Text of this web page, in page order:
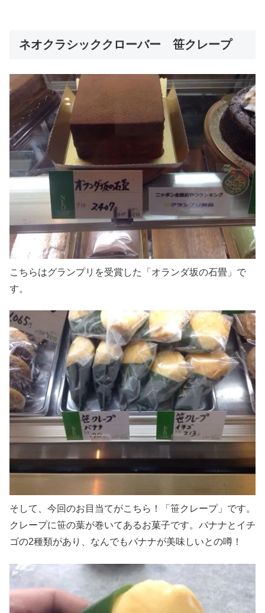
ネオクラシッククローバー 笹クレープ
こちらはグランプリを受賞した「オランダ坂の石畳」で
す。
そして、今回のお目当てがこちら！「笹クレープ」です。
クレープに笹の葉が巻いてあるお菓子です。バナナとイチ
ゴの2種類があり、なんでもバナナが美味しいとの噂！